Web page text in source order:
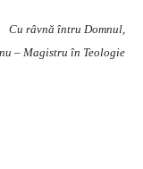
Cu râvnă întru Domnul,
– Magistru în Teologie